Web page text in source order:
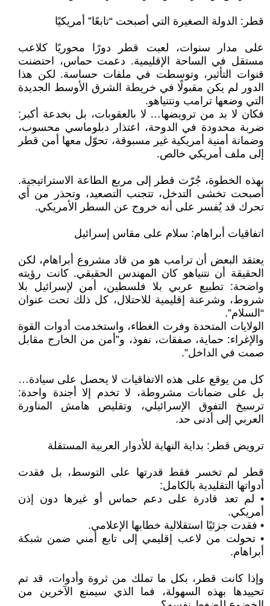
قطر: الدولة الصغيرة التي أصبحت “تابعًا” أمريكيًا
على مدار سنوات، لعبت قطر دورًا محوريًا كلاعب
مستقل في الساحة الإقليمية. دعمت حماس، احتضنت
قنوات التأثير، وتوسطت في ملفات حساسة. لكن هذا
الدور لم يكن مقبولًا في خريطة الشرق الأوسط الجديدة
التي وضعها ترامب ونتنياهو.
فكان لا بد من ترويضها… لا بالعقوبات، بل بخدعة أكبر:
ضربة محدودة في الدوحة، اعتذار دبلوماسي محسوب،
وضمانة أمنية أمريكية غير مسبوقة، تحوّل معها أمن قطر
إلى ملف أمريكي خالص.
بهذه الخطوة، جُرّت قطر إلى مربع الطاعة الاستراتيجية.
أصبحت تخشى التدخل، تتجنب التصعيد، وتحذر من أي
تحرك قد يُفسر على أنه خروج عن السطر الأمريكي.
اتفاقيات أبراهام: سلام على مقاس إسرائيل
يعتقد البعض أن ترامب هو من قاد مشروع أبراهام، لكن
الحقيقة أن نتنياهو كان المهندس الحقيقي. كانت رؤيته
واضحة: تطبيع عربي بلا فلسطين، أمن لإسرائيل بلا
شروط، وشرعنة إقليمية للاحتلال، كل ذلك تحت عنوان
“السلام”.
الولايات المتحدة وفرت الغطاء، واستخدمت أدوات القوة
والإغراء: حماية، صفقات، نفوذ، و”أمن من الخارج مقابل
صمت في الداخل”.
كل من يوقع على هذه الاتفاقيات لا يحصل على سيادة…
بل على ضمانات مشروطة، لا تخدم إلا أجندة واحدة:
ترسيخ التفوق الإسرائيلي، وتقليص هامش المناورة
العربي إلى أدنى حد.
ترويض قطر: بداية النهاية للأدوار العربية المستقلة
قطر لم تخسر فقط قدرتها على التوسط، بل فقدت
أدواتها التقليدية بالكامل:
• لم تعد قادرة على دعم حماس أو غيرها دون إذن
أمريكي.
• فقدت جزئيًا استقلالية خطابها الإعلامي.
• تحولت من لاعب إقليمي إلى تابع أمني ضمن شبكة
أبراهام.
وإذا كانت قطر، بكل ما تملك من ثروة وأدوات، قد تم
تحييدها بهذه السهولة، فما الذي سيمنع الآخرين من